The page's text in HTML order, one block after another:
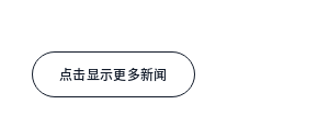
点击显示更多新闻